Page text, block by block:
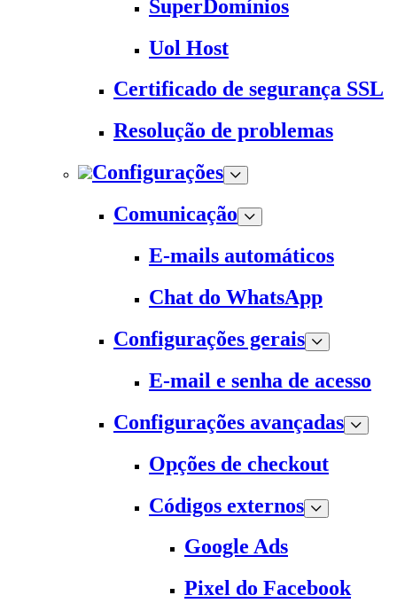
SuperDomínios
Uol Host
Certificado de segurança SSL
Resolução de problemas
Configurações
Comunicação
E-mails automáticos
Chat do WhatsApp
Configurações gerais
E-mail e senha de acesso
Configurações avançadas
Opções de checkout
Códigos externos
Google Ads
Pixel do Facebook